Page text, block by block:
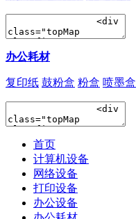
办公耗材
复印纸 鼓粉盒 粉盒 喷墨盒
首页
计算机设备
网络设备
打印设备
办公设备